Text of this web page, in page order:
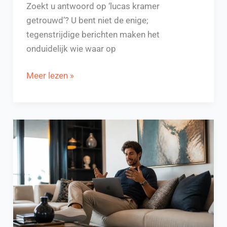
Zoekt u antwoord op ‘lucas kramer
getrouwd’? U bent niet de enige;
tegenstrijdige berichten maken het
onduidelijk wie waar op
Lucas
Ontdek
zijn
liefdesverhaal!
Meer lezen »